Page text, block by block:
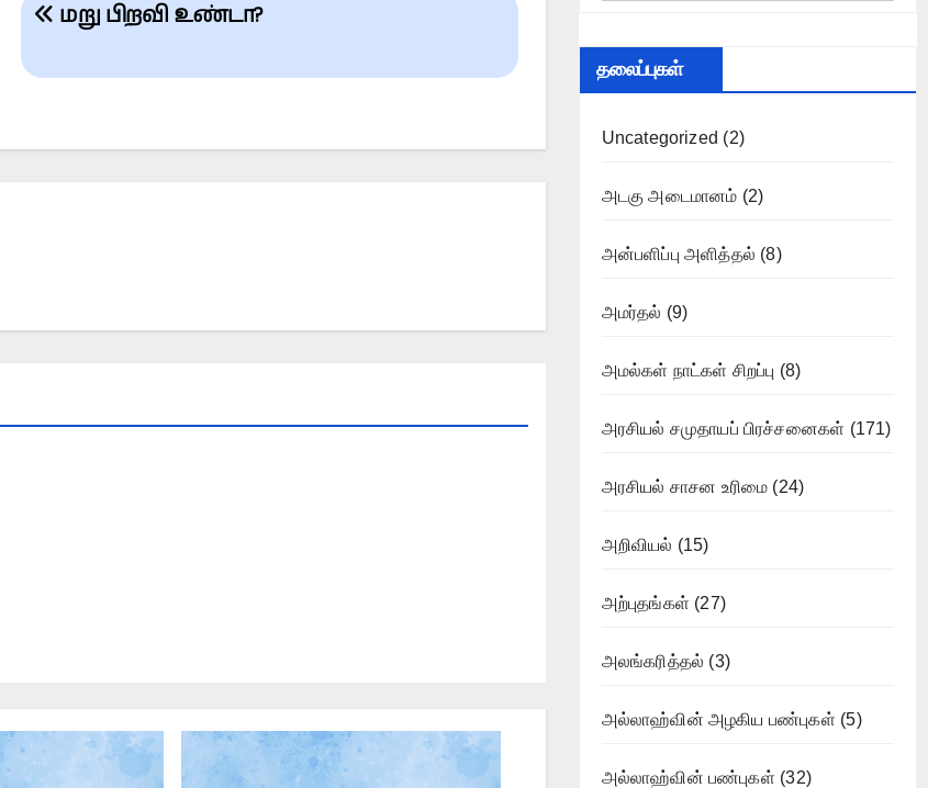
மறு பிறவி உண்டா?
தலைப்புகள்
Uncategorized (2)
அடகு அடைமானம் (2)
அன்பளிப்பு அளித்தல் (8)
அமர்தல் (9)
அமல்கள் நாட்கள் சிறப்பு (8)
அரசியல் சமுதாயப் பிரச்சனைகள் (171)
அரசியல் சாசன உரிமை (24)
அறிவியல் (15)
அற்புதங்கள் (27)
அலங்கரித்தல் (3)
அல்லாஹ்வின் அழகிய பண்புகள் (5)
அல்லாஹ்வின் பண்புகள் (32)